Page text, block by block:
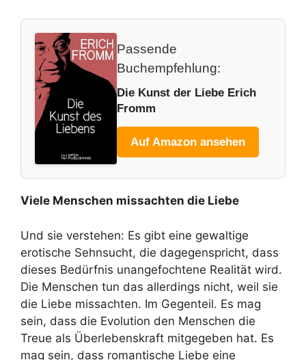
Passende
Buchempfehlung:
Die Kunst der Liebe Erich
Fromm
Auf Amazon ansehen
Viele Menschen missachten die Liebe
Und sie verstehen: Es gibt eine gewaltige
erotische Sehnsucht, die dagegenspricht, dass
dieses Bedürfnis unangefochtene Realität wird.
Die Menschen tun das allerdings nicht, weil sie
die Liebe missachten. Im Gegenteil. Es mag
sein, dass die Evolution den Menschen die
Treue als Überlebenskraft mitgegeben hat. Es
mag sein, dass romantische Liebe eine